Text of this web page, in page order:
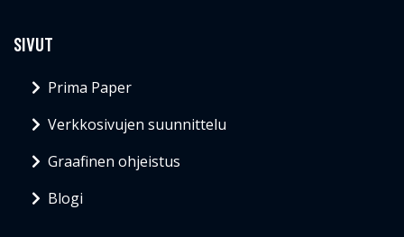
SIVUT
Prima Paper
Verkkosivujen suunnittelu
Graafinen ohjeistus
Blogi